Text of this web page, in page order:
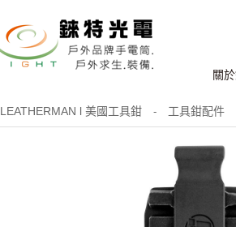
關
LEATHERMAN l 美國工具鉗 - 工具鉗配件